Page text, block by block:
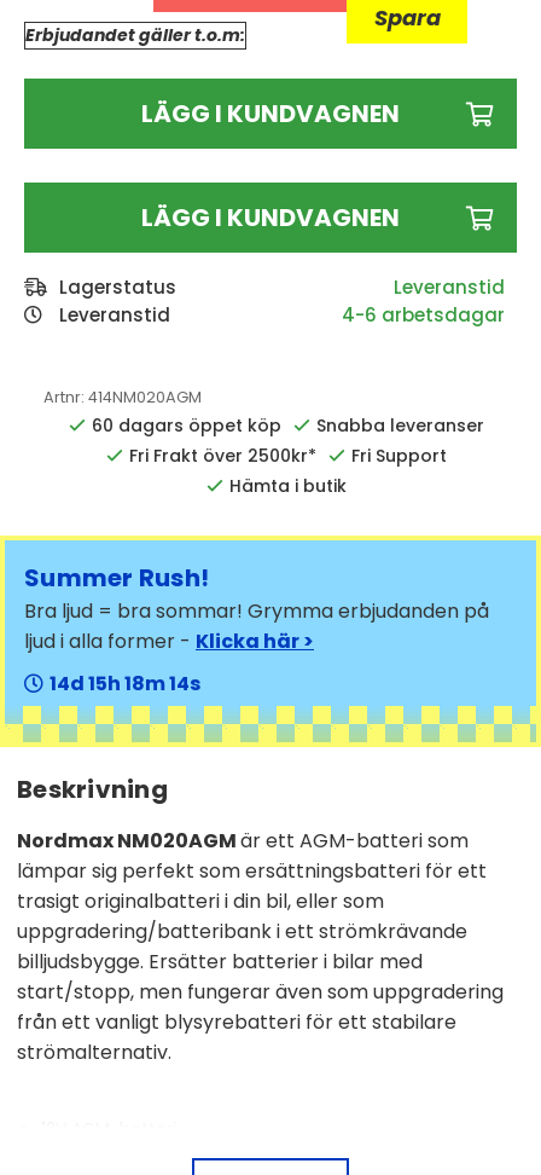
Spara
Erbjudandet gäller t.o.m:
LÄGG I KUNDVAGNEN
LÄGG I KUNDVAGNEN
Lagerstatus
Leveranstid
4-6 arbetsdagar
Artnr: 414NM020AGM
60 dagars öppet köp
Snabba leveranser
Fri Frakt över 2500kr*
Fri Support
Hämta i butik
Summer Rush!
Bra ljud = bra sommar! Grymma erbjudanden på
ljud i alla former - Klicka här >
14
15 18 13
Beskrivning
Nordmax NM020AGMär ett AGM-batteri som
lämpar sig perfekt som ersättningsbatteri för ett
trasigt originalbatteri i din bil, eller som
uppgradering/batteribank i ett strömkrävande
billjudsbygge. Ersätter batterier i bilar med
start/stopp, men fungerar även som uppgradering
från ett vanligt blysyrebatteri för ett stabilare
strömalternativ.